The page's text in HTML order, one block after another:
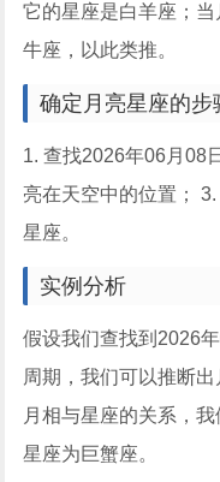
它的星座是白羊座；
牛座，以此类推。
确定月亮星座的步
1. 查找2026年06月08
亮在天空中的位置；
星座。
实例分析
假设我们查找到2026
周期，我们可以推断
月相与星座的关系，
星座为巨蟹座。